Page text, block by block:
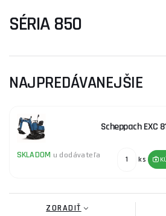
SÉRIA 850
NAJPREDÁVANEJŠIE
Scheppach EXC
SKLADOM u dodávateľa ks
ZORADIŤ